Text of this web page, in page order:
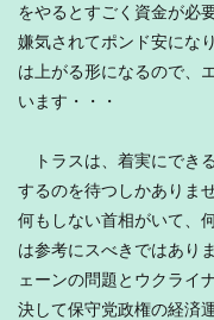
をやるとすごく資金が必
嫌気されてポンド安にな
は上がる形になるので、
います・・・
トラスは、着実にでき
するのを待つしかありま
何もしない首相がいて、
は参考にスべきではあり
ェーンの問題とウクライ
決して保守党政権の経済